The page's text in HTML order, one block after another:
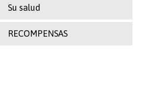
Su salud
RECOMPENSAS